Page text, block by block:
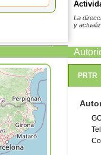
La
y
PRTR